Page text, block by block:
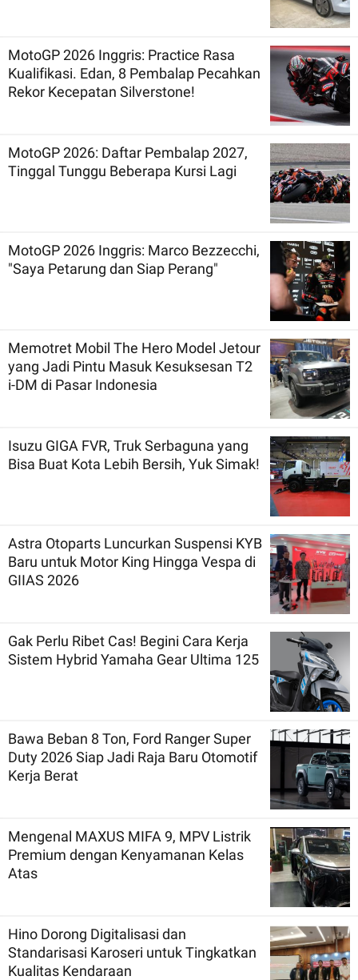
MotoGP 2026 Inggris: Practice Rasa
Kualifikasi. Edan, 8 Pembalap Pecahkan
Rekor Kecepatan Silverstone!
MotoGP 2026: Daftar Pembalap 2027,
Tinggal Tunggu Beberapa Kursi Lagi
MotoGP 2026 Inggris: Marco Bezzecchi,
"Saya Petarung dan Siap Perang"
Memotret Mobil The Hero Model Jetour
yang Jadi Pintu Masuk Kesuksesan T2
i-DM di Pasar Indonesia
Isuzu GIGA FVR, Truk Serbaguna yang
Bisa Buat Kota Lebih Bersih, Yuk Simak!
Astra Otoparts Luncurkan Suspensi KYB
Baru untuk Motor King Hingga Vespa di
GIIAS 2026
Gak Perlu Ribet Cas! Begini Cara Kerja
Sistem Hybrid Yamaha Gear Ultima 125
Bawa Beban 8 Ton, Ford Ranger Super
Duty 2026 Siap Jadi Raja Baru Otomotif
Kerja Berat
Mengenal MAXUS MIFA 9, MPV Listrik
Premium dengan Kenyamanan Kelas
Atas
Hino Dorong Digitalisasi dan
Standarisasi Karoseri untuk Tingkatkan
Kualitas Kendaraan